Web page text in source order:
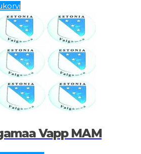
Vapp MAM